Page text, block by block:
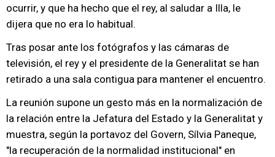
ocurrir, y que ha hecho que el rey, al saludar a Illa, le
dijera que no era lo habitual.
Tras posar ante los fotógrafos y las cámaras de
televisión, el rey y el presidente de la Generalitat se han
retirado a una sala contigua para mantener el encuentro.
La reunión supone un gesto más en la normalización de
la relación entre la Jefatura del Estado y la Generalitat y
muestra, según la portavoz del Govern, Sílvia Paneque,
"la recuperación de la normalidad institucional" en